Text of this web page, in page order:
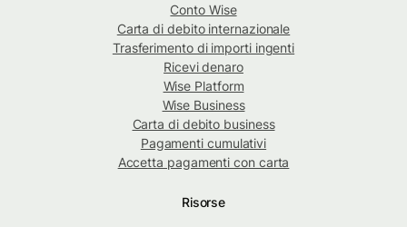
Conto Wise
Carta di debito internazionale
Trasferimento di importi ingenti
Ricevi denaro
Wise Platform
Wise Business
Carta di debito business
Pagamenti cumulativi
Accetta pagamenti con carta
Risorse